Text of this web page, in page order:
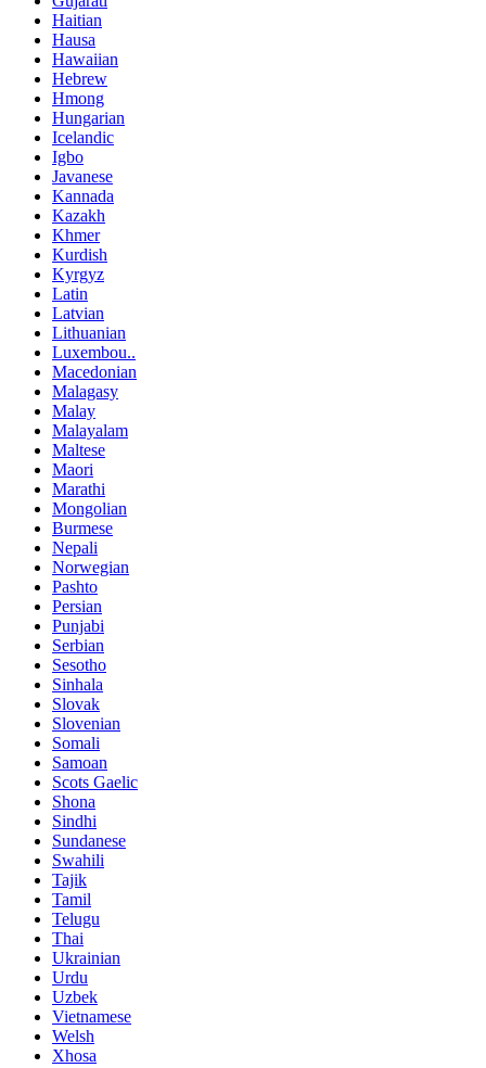
Haitian
Hausa
Hawaiian
Hebrew
Hmong
Hungarian
Icelandic
Igbo
Javanese
Kannada
Kazakh
Khmer
Kurdish
Kyrgyz
Latin
Latvian
Lithuanian
Luxembou..
Macedonian
Malagasy
Malay
Malayalam
Maltese
Maori
Marathi
Mongolian
Burmese
Nepali
Norwegian
Pashto
Persian
Punjabi
Serbian
Sesotho
Sinhala
Slovak
Slovenian
Somali
Samoan
Scots Gaelic
Shona
Sindhi
Sundanese
Swahili
Tajik
Tamil
Telugu
Thai
Ukrainian
Urdu
Uzbek
Vietnamese
Welsh
Xhosa